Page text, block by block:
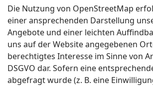
Die Nutzung von OpenStreetMap
einer ansprechenden Darstellung
Angebote und einer leichten
uns auf der Website angegebenen
berechtigtes Interesse im Sinne von
DSGVO dar. Sofern eine
abgefragt wurde (z. B. eine